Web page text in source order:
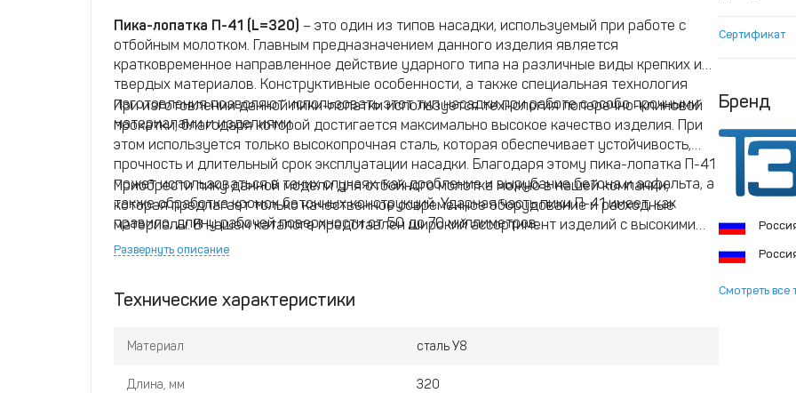
Пика-лопатка П-41 (L=320) – это один из типов насадки, используемый при работе с
отбойным молотком. Главным предназначением данного изделия является
кратковременное направленное действие ударного типа на различные виды крепких и
твердых материалов. Конструктивные особенности, а также специальная технология
изготовления позволяют использовать этот тип насадки при работе с особо прочными
материалами и изделиями.
При изготовлении данной пики-лопатки используется технология поперечно-клиновой
прокатки, благодаря которой достигается максимально высокое качество изделия. При
этом используется только высокопрочная сталь, которая обеспечивает устойчивость,
прочность и длительный срок эксплуатации насадки. Благодаря этому пика-лопатка П-41
может использоваться в таких случаях, как дробление и вырубание бетона и асфальта, а
также обработка кромок бетонных конструкций. Ударная часть пики П-41 имеет, как
правило, длину рабочей поверхности от 50 до 70 миллиметров.
Приобрести пику данной модели для отбойного молотка можно в нашей компании,
которая предлагает только качественное современное оборудование и расходные
материалы. В нашем каталоге представлен широкий ассортимент изделий с высокими
прочностными характеристиками и по доступной цене.
Развернуть описание
Технические характеристики
Материал сталь У8
Длина, мм 320
Сертификат
Бренд
Смотреть все